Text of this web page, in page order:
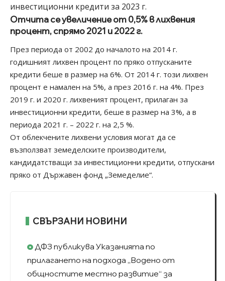
инвестиционни кредити за 2023 г.
Отчита се увеличение от 0,5% в лихвения
процент, спрямо 2021 и 2022 г.
През периода от 2002 до началото на 2014 г.
годишният лихвен процент по пряко отпусканите
кредити беше в размер на 6%. От 2014 г. този лихвен
процент е намален на 5%, а през 2016 г. на 4%. През
2019 г. и 2020 г. лихвеният процент, прилаган за
инвестиционни кредити, беше в размер на 3%, а в
периода 2021 г. – 2022 г. на 2,5 %.
От облекчените лихвени условия могат да се
възползват земеделските производители,
кандидатстващи за инвестиционни кредити, отпускани
пряко от Държавен фонд „Земеделие“.
СВЪРЗАНИ НОВИНИ
ДФЗ публикува Указанията по
прилагането на подхода „Водено от
общностите местно развитие“ за